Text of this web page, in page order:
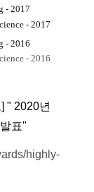
- 2017
- 2017
- 2016
- 2016
" 2020년
표"
highly-